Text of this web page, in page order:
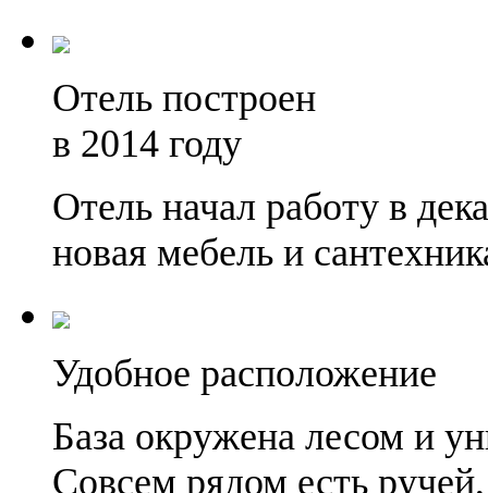
Отель построен
в 2014 году
Отель начал работу в
новая мебель и
Удобное расположение
База окружена лесом и
Совсем рядом есть